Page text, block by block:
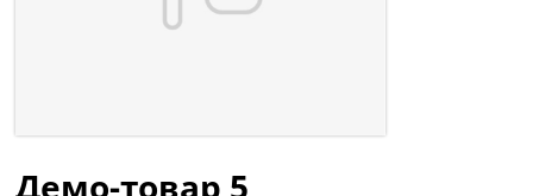
Демо-товар 5